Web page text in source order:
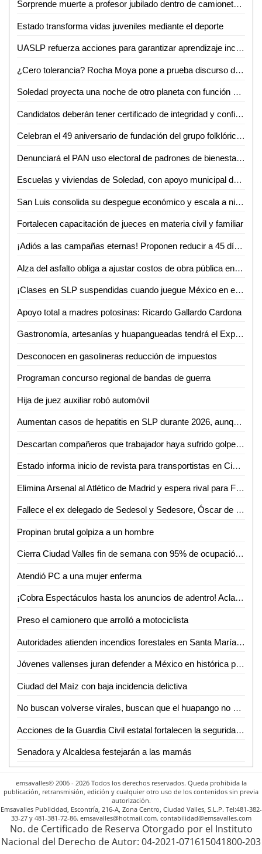
Sorprende muerte a profesor jubilado dentro de camioneta en Aquismón
Estado transforma vidas juveniles mediante el deporte
UASLP refuerza acciones para garantizar aprendizaje inclusivo y permanencia escolar
¿Cero tolerancia? Rocha Moya pone a prueba discurso de anticorrupción en Morena
Soledad proyecta una noche de otro planeta con función especial de Star Wars
Candidatos deberán tener certificado de integridad y confiabilidad, propone el Dip. Héctor Serrano Cortés
Celebran el 49 aniversario de fundación del grupo folklórico huasteco
Denunciará el PAN uso electoral de padrones de bienestar en cuanto inicie el proceso electoral
Escuelas y viviendas de Soledad, con apoyo municipal de abasto de agua: alcalde
San Luis consolida su despegue económico y escala a nivel nacional
Fortalecen capacitación de jueces en materia civil y familiar
¡Adiós a las campañas eternas! Proponen reducir a 45 días el periodo electoral SLP
Alza del asfalto obliga a ajustar costos de obra pública en SLP
¡Clases en SLP suspendidas cuando juegue México en el Mundial!
Apoyo total a madres potosinas: Ricardo Gallardo Cardona
Gastronomía, artesanías y huapangueadas tendrá el Expo Bazar 2026 en Ciudad Valles
Desconocen en gasolineras reducción de impuestos
Programan concurso regional de bandas de guerra
Hija de juez auxiliar robó automóvil
Aumentan casos de hepatitis en SLP durante 2026, aunque con baja incidencia
Descartan compañeros que trabajador haya sufrido golpe de calor en gasolinera
Estado informa inicio de revista para transportistas en Ciudad Valles
Elimina Arsenal al Atlético de Madrid y espera rival para Final de la Champions.
Fallece el ex delegado de Sedesol y Sedesore, Óscar de la Cruz Requena
Propinan brutal golpiza a un hombre
Cierra Ciudad Valles fin de semana con 95% de ocupación hotelera y miles de turistas en parajes
Atendió PC a una mujer enferma
¡Cobra Espectáculos hasta los anuncios de adentro! Aclaran dudas a comerciantes de Valles
Preso el camionero que arrolló a motociclista
Autoridades atienden incendios forestales en Santa María del Río y Cárdenas
Jóvenes vallenses juran defender a México en histórica protesta de bandera del SMN
Ciudad del Maíz con baja incidencia delictiva
No buscan volverse virales, buscan que el huapango no se pierda en los pueblos: Trío Sierra Gorda
Acciones de la Guardia Civil estatal fortalecen la seguridad en San Luis Potosí
Senadora y Alcaldesa festejarán a las mamás
emsavalles© 2006 - 2026 Todos los derechos reservados. Queda prohibida la
publicación, retransmisión, edición y cualquier otro uso de los contenidos sin previa
autorización.
Emsavalles Publicidad, Escontría, 216-A, Zona Centro, Ciudad Valles, S.L.P. Tel:481-382-
33-27 y 481-381-72-86. emsavalles@hotmail.com. contabilidad@emsavalles.com
No. de Certificado de Reserva Otorgado por el Instituto
Nacional del Derecho de Autor: 04-2021-071615041800-203